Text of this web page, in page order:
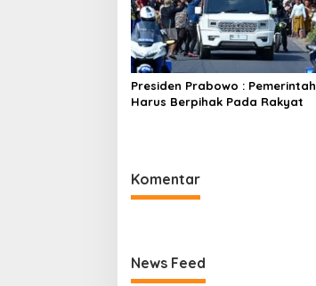
Presiden Prabowo : Pemerintah
Harus Berpihak Pada Rakyat
Komentar
News Feed